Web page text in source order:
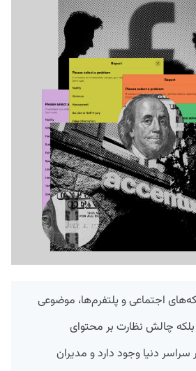
اجتماعی و پلتفرم‌ها، موضوعی
چالش نظارت بر محتوای
دنیا وجود دارد و مدیران